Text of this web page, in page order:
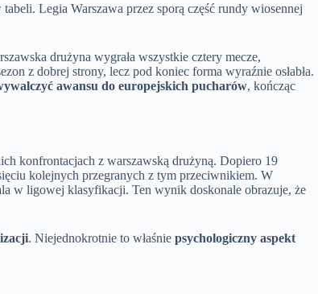
Legia Warszawa przez sporą część rundy wiosennej
drużyna wygrała wszystkie cztery mecze,
z dobrej strony, lecz pod koniec forma wyraźnie osłabła.
awansu do europejskich pucharów, kończąc
konfrontacjach z warszawską drużyną. Dopiero 19
kolejnych przegranych z tym przeciwnikiem. W
w ligowej klasyfikacji. Ten wynik doskonale obrazuje, że
. Niejednokrotnie to właśnie psychologiczny aspekt